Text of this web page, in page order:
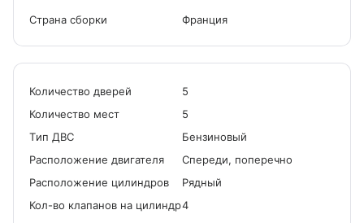
Страна сборки Франция
Количество дверей
5
Количество мест
5
Tип ДВС
Бензиновый
Расположение двигателя
Спереди, поперечно
Расположение цилиндров
Рядный
Кол-во клапанов на цилиндр4